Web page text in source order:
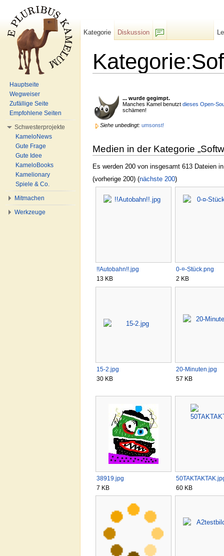
... wurde gegimpt.
Manches Kamel benutzt dieses Open-
schämen!
Siehe unbedingt: umsonst!
Medien in der Kategorie
Es werden 200 von insgesamt 613 Dateien
(vorherige 200) (nächste 200)
!!Autobahn!!.jpg
13 KB
0-¤-Stück.png
2 KB
15-2.jpg
30 KB
20-Minuten.jpg
57 KB
38919.jpg
7 KB
60 KB
Kategorie
Diskussion
Hauptseite
Wegweiser
Zufällige Seite
Empfohlene Seiten
Schwesterprojekte
KameloNews
Gute Frage
Gute Idee
KameloBooks
Kamelionary
Spiele & Co.
Mitmachen
Werkzeuge